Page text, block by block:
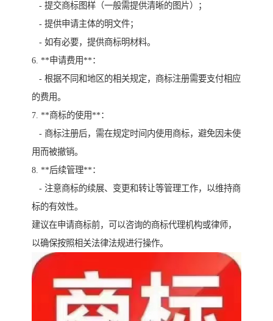
- 提交商标图样（一般需提供清晰的图片）；
- 提供申请主体的明文件；
- 如有必要，提供商标明材料。
6. **申请费用**：
- 根据不同和地区的相关规定，商标注册需要支付相应
的费用。
7. **商标的使用**：
- 商标注册后，需在规定时间内使用商标，避免因未使
用而被撤销。
8. **后续管理**：
- 注意商标的续展、变更和转让等管理工作，以维持商
标的有效性。
建议在申请商标前，可以咨询的商标代理机构或律师，
以确保按照相关法律法规进行操作。